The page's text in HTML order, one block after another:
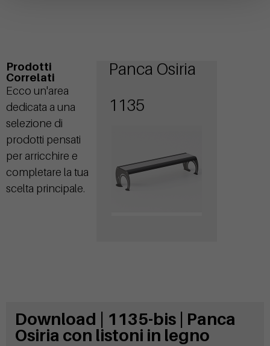
Prodotti
Correlati
Ecco un'area
dedicata a una
selezione di
prodotti pensati
per arricchire e
completare la tua
scelta principale.
Panca Osiria
1135
Download | 1135-bis | Panca
Osiria con listoni in legno